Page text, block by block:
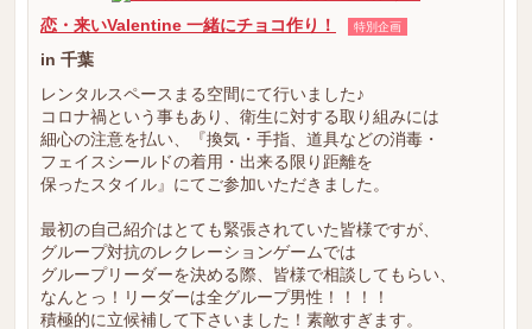
恋・来いValentine 一緒にチョコ作り！ 特別企画
in 千葉
レンタルスペースまる空間にて行いました♪
コロナ禍という事もあり、衛生に対する取り組みには
細心の注意を払い、『換気・手指、道具などの消毒・
フェイスシールドの着用・出来る限り距離を
保ったスタイル』にてご参加いただきました。
最初の自己紹介はとても緊張されていた皆様ですが、
グループ対抗のレクレーションゲームでは
グループリーダーを決める際、皆様で相談してもらい、
なんとっ！リーダーは全グループ男性！！！！
積極的に立候補して下さいました！素敵すぎます。